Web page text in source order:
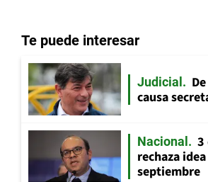
Te puede interesar
Judicial
causa
Nacional
3
rechaza
septiembre